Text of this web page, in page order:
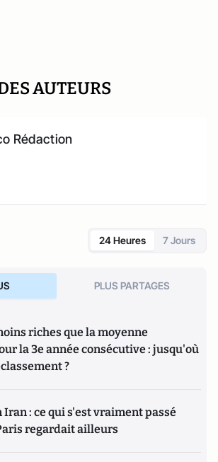
AUTEURS
Rédaction
24 Heures 7 Jours
PLUS PARTAGES
riches que la moyenne
la 3e année consécutive : jusqu'où
?
Iran : ce qui s'est vraiment passé
regardait ailleurs